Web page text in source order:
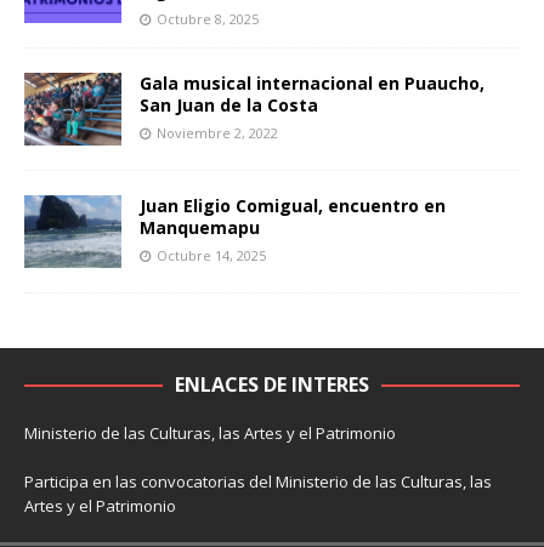
Octubre 8, 2025
Gala musical internacional en Puaucho,
San Juan de la Costa
Noviembre 2, 2022
Juan Eligio Comigual, encuentro en
Manquemapu
Octubre 14, 2025
ENLACES DE INTERES
Ministerio de las Culturas, las Artes y el Patrimonio
Participa en las convocatorias del Ministerio de las Culturas, las
Artes y el Patrimonio